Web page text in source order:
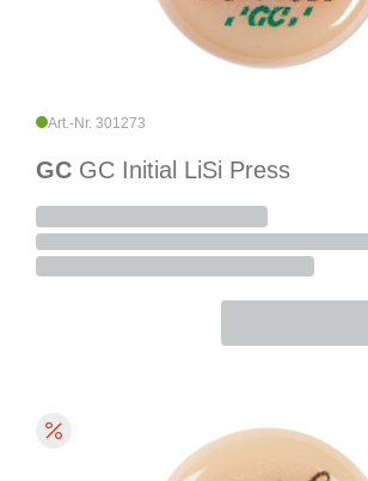
Art.-Nr. 301273
GC GC Initial LiSi Press